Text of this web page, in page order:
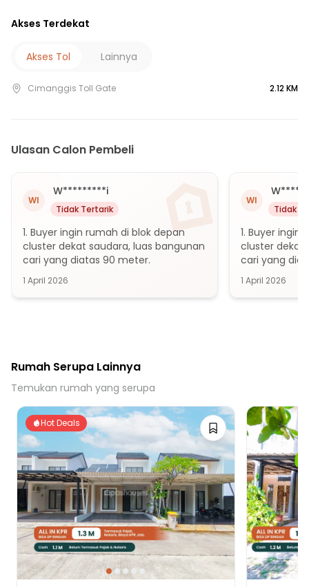
15 menit ke Puskesmas Tapos
10 menit ke Terminal Leuwinanggung
20 menit ke Gerbang Tol Karanggan
25 menit ke Gerbang Tol Cimanggis 3
25 menit ke Stasiun Nambo
30 menit ke Terminal Pusat Jatijajar Depok
Akses Terdekat
Akses Tol Lainnya
Cimanggis Toll Gate 2.12 KM
Ulasan Calon Pembeli
WI
W*********i
Tidak Tertarik
1. Buyer ingin rumah di blok depan
cluster dekat saudara, luas bangunan
cari yang diatas 90 meter.
1 April 2026
WI
Tidak
1. Buyer ingin
cluster dekat
cari yang
1 April 2026
Rumah Serupa Lainnya
Temukan rumah yang serupa
Hot Deals